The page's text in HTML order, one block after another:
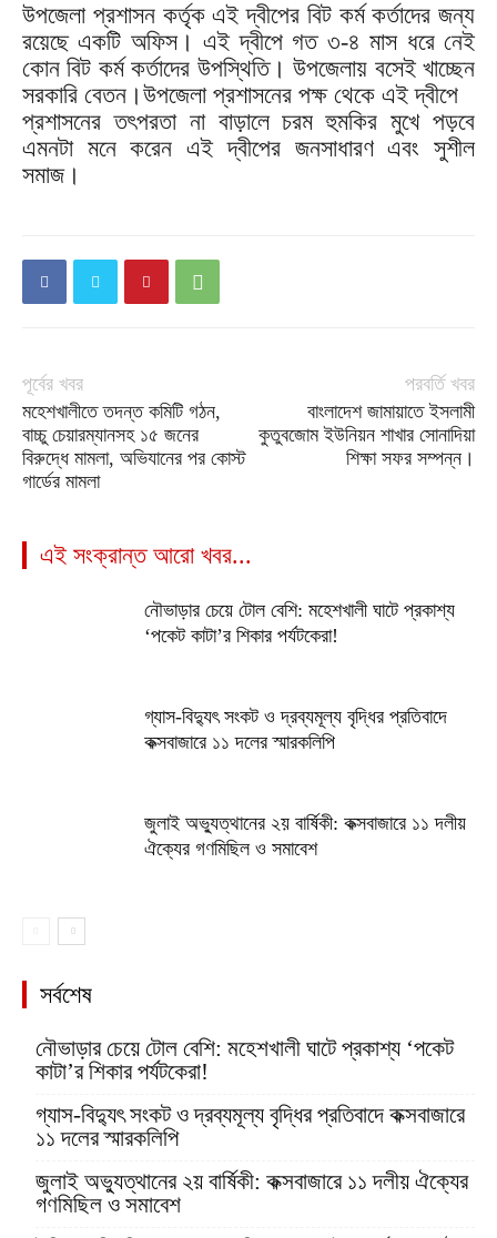
উপজেলা প্রশাসন কর্তৃক এই দ্বীপের বিট কর্ম কর্তাদের জন্য
রয়েছে একটি অফিস। এই দ্বীপে গত ৩-৪ মাস ধরে নেই
কোন বিট কর্ম কর্তাদের উপস্থিতি। উপজেলায় বসেই খাচ্ছেন
সরকারি বেতন।উপজেলা প্রশাসনের পক্ষ থেকে এই দ্বীপে
প্রশাসনের তৎপরতা না বাড়ালে চরম হুমকির মুখে পড়বে
এমনটা মনে করেন এই দ্বীপের জনসাধারণ এবং সুশীল
সমাজ।
পূর্বের খবর
মহেশখালীতে তদন্ত কমিটি গঠন,
বাচ্চু চেয়ারম্যানসহ ১৫ জনের
বিরুদ্ধে মামলা, অভিযানের পর কোস্ট
গার্ডের মামলা
পরবর্তি খবর
বাংলাদেশ জামায়াতে ইসলামী
কুতুবজোম ইউনিয়ন শাখার সোনাদিয়া
শিক্ষা সফর সম্পন্ন।
এই সংক্রান্ত আরো খবর...
নৌভাড়ার চেয়ে টোল বেশি: মহেশখালী ঘাটে প্রকাশ্য
‘পকেট কাটা’র শিকার পর্যটকেরা!
গ্যাস-বিদ্যুৎ সংকট ও দ্রব্যমূল্য বৃদ্ধির প্রতিবাদে
কক্সবাজারে ১১ দলের স্মারকলিপি
জুলাই অভ্যুত্থানের ২য় বার্ষিকী: কক্সবাজারে ১১ দলীয়
ঐক্যের গণমিছিল ও সমাবেশ
সর্বশেষ
নৌভাড়ার চেয়ে টোল বেশি: মহেশখালী ঘাটে প্রকাশ্য ‘পকেট
কাটা’র শিকার পর্যটকেরা!
গ্যাস-বিদ্যুৎ সংকট ও দ্রব্যমূল্য বৃদ্ধির প্রতিবাদে কক্সবাজারে
১১ দলের স্মারকলিপি
জুলাই অভ্যুত্থানের ২য় বার্ষিকী: কক্সবাজারে ১১ দলীয় ঐক্যের
গণমিছিল ও সমাবেশ